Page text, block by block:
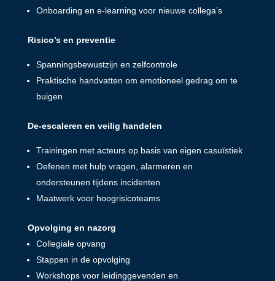
Onboarding en e-learning voor nieuwe collega’s
Risico’s en preventie
Spanningsbewustzijn en zelfcontrole
Praktische handvatten om emotioneel gedrag om te
buigen
De-escaleren en veilig handelen
Trainingen met acteurs op basis van eigen casuïstiek
Oefenen met hulp vragen, alarmeren en
ondersteunen tijdens incidenten
Maatwerk voor hoogrisicoteams
Opvolging en nazorg
Collegiale opvang
Stappen in de opvolging
Workshops voor leidinggevenden en